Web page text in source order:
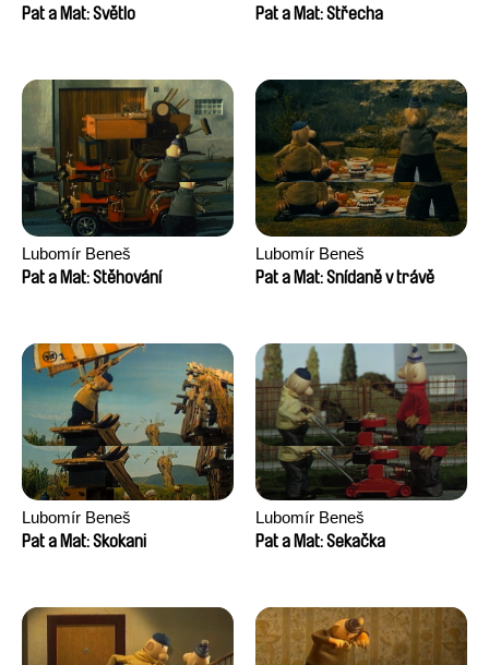
Pat a Mat: Světlo
Pat a Mat: Střecha
Lubomír Beneš
Pat a Mat: Stěhování
Lubomír Beneš
Pat a Mat: Snídaně v trávě
Lubomír Beneš
Pat a Mat: Skokani
Lubomír Beneš
Pat a Mat: Sekačka